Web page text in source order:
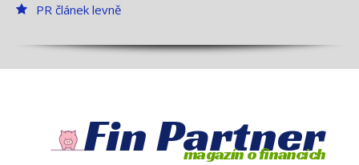
PR článek levně
Fin Partner
magazín o financích